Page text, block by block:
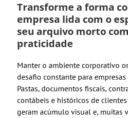
Transforme a forma
empresa lida com o
seu arquivo morto
praticidade
Manter o ambiente corporativo
desafio constante para
Pastas, documentos fiscais,
contábeis e históricos de
geram acúmulo visual e, muitas